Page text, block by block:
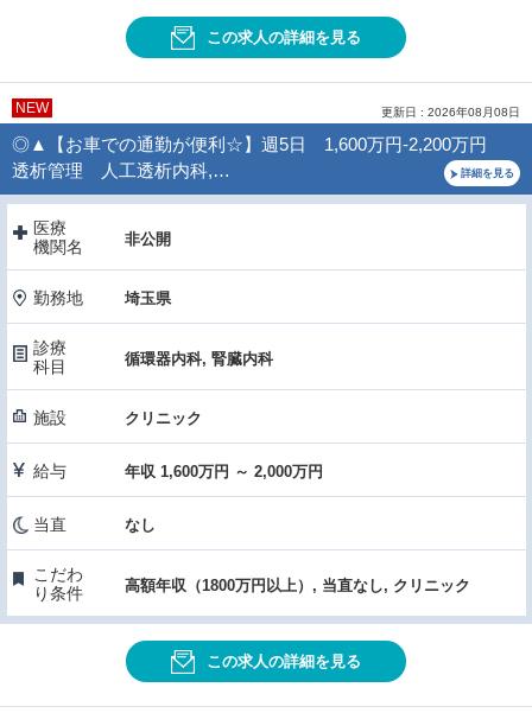
この求人の詳細を見る
NEW 更新日 : 2026年08月08日
◎▲【お車での通勤が便利☆】週5日 1,600万円-2,200万円
透析管理 人工透析内科,…
詳細を見る
医療
機関名
非公開
勤務地 埼玉県
診療
科目
循環器内科, 腎臓内科
施設 クリニック
給与 年収 1,600万円 ～ 2,000万円
当直 なし
こだわ
り条件
高額年収（1800万円以上）, 当直なし, クリニック
この求人の詳細を見る